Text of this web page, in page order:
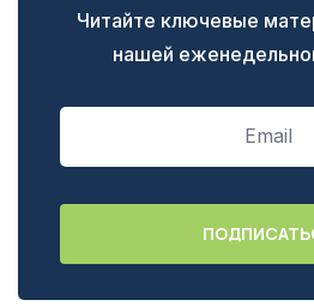
Читайте ключевые
нашей